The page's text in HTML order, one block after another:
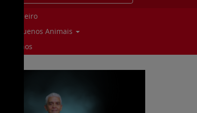
Parceiro
Pequenos Animais
Suinos